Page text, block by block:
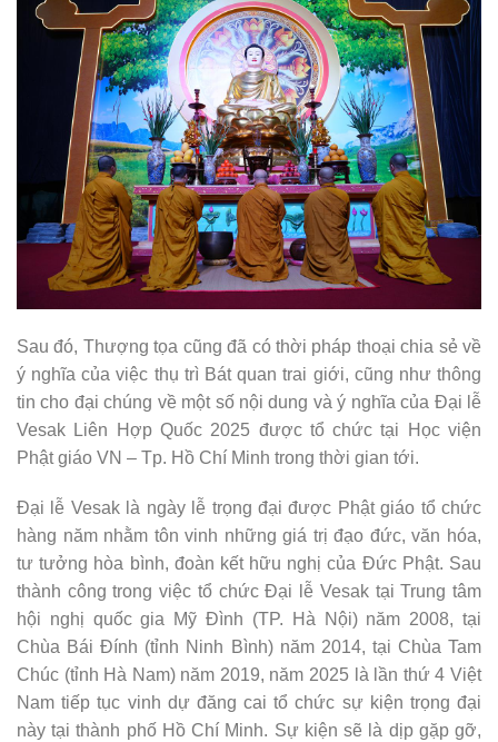
Sau đó, Thượng tọa cũng đã có thời pháp thoại chia sẻ về
ý nghĩa của việc thụ trì Bát quan trai giới, cũng như thông
tin cho đại chúng về một số nội dung và ý nghĩa của Đại lễ
Vesak Liên Hợp Quốc 2025 được tổ chức tại Học viện
Phật giáo VN – Tp. Hồ Chí Minh trong thời gian tới.
Đại lễ Vesak là ngày lễ trọng đại được Phật giáo tổ chức
hàng năm nhằm tôn vinh những giá trị đạo đức, văn hóa,
tư tưởng hòa bình, đoàn kết hữu nghị của Đức Phật. Sau
thành công trong việc tổ chức Đại lễ Vesak tại Trung tâm
hội nghị quốc gia Mỹ Đình (TP. Hà Nội) năm 2008, tại
Chùa Bái Đính (tỉnh Ninh Bình) năm 2014, tại Chùa Tam
Chúc (tỉnh Hà Nam) năm 2019, năm 2025 là lần thứ 4 Việt
Nam tiếp tục vinh dự đăng cai tổ chức sự kiện trọng đại
này tại thành phố Hồ Chí Minh. Sự kiện sẽ là dịp gặp gỡ,